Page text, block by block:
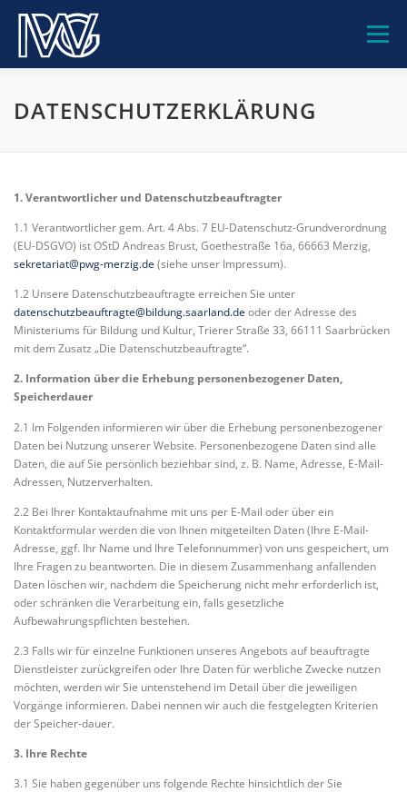
springen
Menü
PWG-GEMEINSCHAFT UNSERE SCHULE
DATENSCHUTZERKLÄRUNG
1. Verantwortlicher und Datenschutzbeauftragter
1.1 Verantwortlicher gem. Art. 4 Abs. 7 EU-Datenschutz-Grundverordnung
(EU-DSGVO) ist OStD Andreas Brust, Goethestraße 16a, 66663 Merzig,
sekretariat@pwg-merzig.de (siehe unser Impressum).
1.2 Unsere Datenschutzbeauftragte erreichen Sie unter
datenschutzbeauftragte@bildung.saarland.de oder der Adresse des
Ministeriums für Bildung und Kultur, Trierer Straße 33, 66111 Saarbrücken
mit dem Zusatz „Die Datenschutzbeauftragte“.
2. Information über die Erhebung personenbezogener Daten,
Speicherdauer
2.1 Im Folgenden informieren wir über die Erhebung personenbezogener
Daten bei Nutzung unserer Website. Personenbezogene Daten sind alle
Daten, die auf Sie persönlich beziehbar sind, z. B. Name, Adresse, E-Mail-
Adressen, Nutzerverhalten.
2.2 Bei Ihrer Kontaktaufnahme mit uns per E-Mail oder über ein
Kontaktformular werden die von Ihnen mitgeteilten Daten (Ihre E-Mail-
Adresse, ggf. Ihr Name und Ihre Telefonnummer) von uns gespeichert, um
Ihre Fragen zu beantworten. Die in diesem Zusammenhang anfallenden
Daten löschen wir, nachdem die Speicherung nicht mehr erforderlich ist,
oder schränken die Verarbeitung ein, falls gesetzliche
Aufbewahrungspflichten bestehen.
2.3 Falls wir für einzelne Funktionen unseres Angebots auf beauftragte
Dienstleister zurückgreifen oder Ihre Daten für werbliche Zwecke nutzen
möchten, werden wir Sie untenstehend im Detail über die jeweiligen
Vorgänge informieren. Dabei nennen wir auch die festgelegten Kriterien
der Speicher-dauer.
3. Ihre Rechte
3.1 Sie haben gegenüber uns folgende Rechte hinsichtlich der Sie